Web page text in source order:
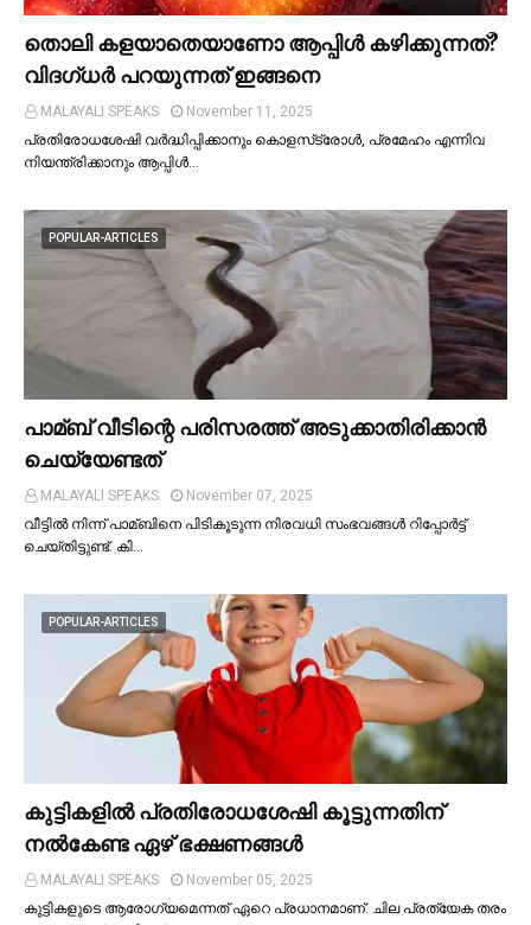
തൊലി കളയാതെയാണോ ആപ്പിള്‍ കഴിക്കുന്നത്?
വിദഗ്ധര്‍ പറയുന്നത് ഇങ്ങനെ
MALAYALI SPEAKS
November 11, 2025
പ്രതിരോധശേഷി വർദ്ധിപ്പിക്കാനും കൊളസ്‌ട്രോള്‍, പ്രമേഹം എന്നിവ
നിയന്ത്രിക്കാനും ആപ്പിള്‍…
POPULAR-ARTICLES
പാമ്ബ് വീടിന്റെ പരിസരത്ത് അടുക്കാതിരിക്കാൻ
ചെയ്യേണ്ടത്
MALAYALI SPEAKS
November 07, 2025
വീട്ടില്‍ നിന്ന് പാമ്ബിനെ പിടികൂടുന്ന നിരവധി സംഭവങ്ങള്‍ റിപ്പോർട്ട്
ചെയ്തിട്ടുണ്ട്. കി…
POPULAR-ARTICLES
കുട്ടികളില്‍ പ്രതിരോധശേഷി കൂട്ടുന്നതിന്
നല്‍കേണ്ട ഏഴ് ഭക്ഷണങ്ങള്‍
MALAYALI SPEAKS
November 05, 2025
കുട്ടികളുടെ ആരോഗ്യമെന്നത് ഏറെ പ്രധാനമാണ്. ചില പ്രത്യേക തരം